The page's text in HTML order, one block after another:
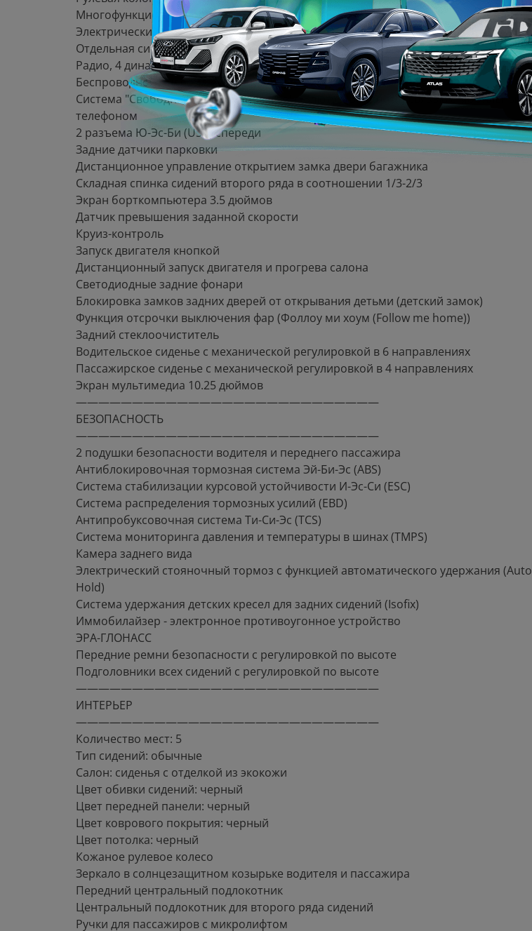
Многофункциональное рулевое колесо
Электрический кондиционер
Отдельная система кондиционирования для пассажиров: нет
Радио, 4 динамика
Беспроводной Андроид Ауто/Эппл Карплей (Android Auto/Apple CarPlay)
Система "Свободные руки" (Hands free) с Блютус (Bluetooth)-связью с мобильным
телефоном
2 разъема Ю-Эс-Би (USB) спереди
Задние датчики парковки
Дистанционное управление открытием замка двери багажника
Складная спинка сидений второго ряда в соотношении 1/3-2/3
Экран борткомпьютера 3.5 дюймов
Датчик превышения заданной скорости
Круиз-контроль
Запуск двигателя кнопкой
Дистанционный запуск двигателя и прогрева салона
Светодиодные задние фонари
Блокировка замков задних дверей от открывания детьми (детский замок)
Функция отсрочки выключения фар (Фоллоу ми хоум (Follow me home))
Задний стеклоочиститель
Водительское сиденье с механической регулировкой в 6 направлениях
Пассажирское сиденье с механической регулировкой в 4 направлениях
Экран мультимедиа 10.25 дюймов
———————————————————————————
БЕЗОПАСНОСТЬ
———————————————————————————
2 подушки безопасности водителя и переднего пассажира
Антиблокировочная тормозная система Эй-Би-Эс (ABS)
Система стабилизации курсовой устойчивости И-Эс-Си (ESC)
Система распределения тормозных усилий (EBD)
Антипробуксовочная система Ти-Си-Эс (TCS)
Система мониторинга давления и температуры в шинах (TMPS)
Камера заднего вида
Электрический стояночный тормоз с функцией автоматического удержания (Auto
Hold)
Система удержания детских кресел для задних сидений (Isofix)
Иммобилайзер - электронное противоугонное устройство
ЭРА-ГЛОНАСС
Передние ремни безопасности с регулировкой по высоте
Подголовники всех сидений с регулировкой по высоте
———————————————————————————
ИНТЕРЬЕР
———————————————————————————
Количество мест: 5
Тип сидений: обычные
Салон: сиденья с отделкой из экокожи
Цвет обивки сидений: черный
Цвет передней панели: черный
Цвет коврового покрытия: черный
Цвет потолка: черный
Кожаное рулевое колесо
Зеркало в солнцезащитном козырьке водителя и пассажира
Передний центральный подлокотник
Центральный подлокотник для второго ряда сидений
Ручки для пассажиров с микролифтом